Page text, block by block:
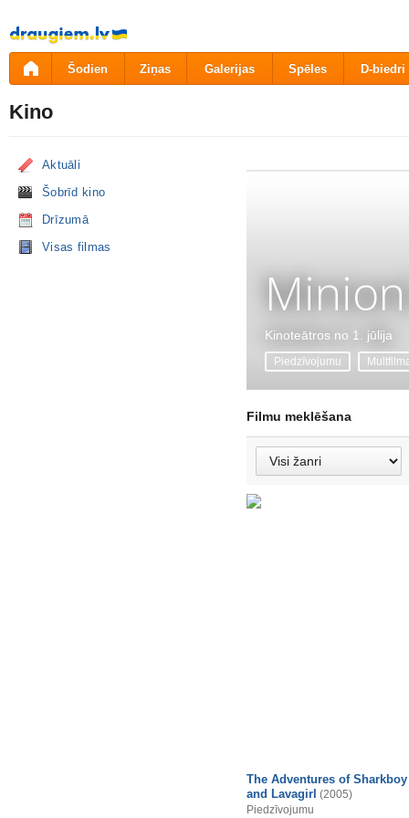
Pāriet
uz
saturu
Šodien Ziņas Galerijas Spēles D-biedri
Kino
Aktuāli
Šobrīd kino
Drīzumā
Visas filmas
Kinoteātros no 1. jūlija
Piedzīvojumu
Filmu meklēšana
The Adventures of Sharkboy
and Lavagirl (2005)
Piedzīvojumu